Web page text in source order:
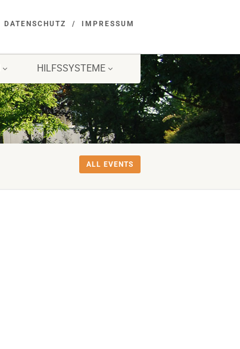
DATENSCHUTZ IMPRESSUM
HILFSSYSTEME
ALL EVENTS